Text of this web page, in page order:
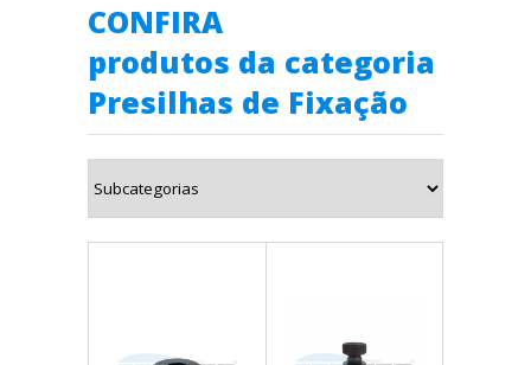
CONFIRA
produtos da categoria
Presilhas de Fixação